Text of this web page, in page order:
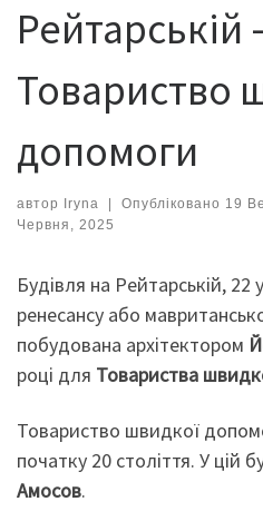
Рейтарській
Товариство
допомоги
автор Iryna Опубліковано 19
Червня, 2025
Будівля на Рейтарській, 22
ренесансу або
побудована архітектором
році для Товариства
Товариство швидкої
початку 20 століття. У цій
Амосов.